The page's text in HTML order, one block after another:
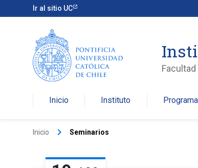
Ir al sitio UC
Inicio Instituto
Inicio keyboard_arrow_right Seminarios